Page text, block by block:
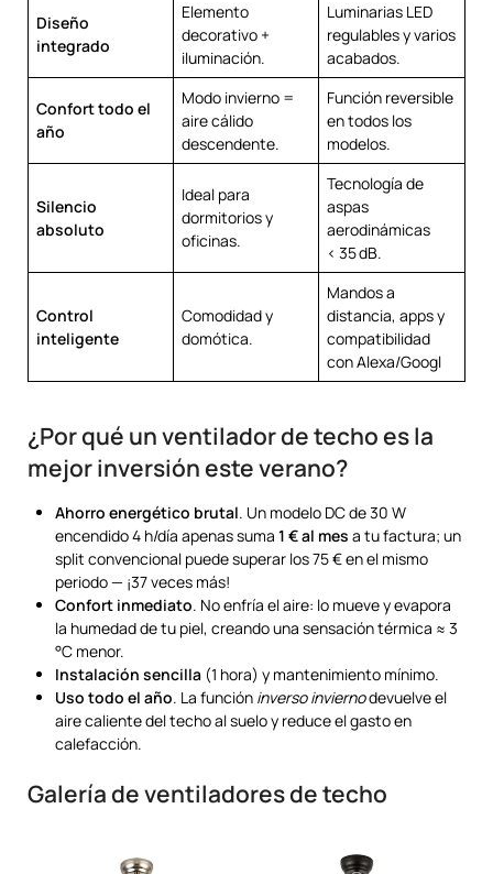
Diseño
integrado
Elemento
decorativo +
iluminación.
Luminarias LED
regulables y varios
acabados.
Confort todo el
año
Modo invierno =
aire cálido
descendente.
Función reversible
en todos los
modelos.
Silencio
absoluto
Ideal para
dormitorios y
oficinas.
Tecnología de
aspas
aerodinámicas
< 35 dB.
Control
inteligente
Comodidad y
domótica.
Mandos a
distancia, apps y
compatibilidad
con Alexa/Googl
¿Por qué un ventilador de techo es la
mejor inversión este verano?
Ahorro energético brutal. Un modelo DC de 30 W
encendido 4 h/día apenas suma 1 € al mes a tu factura; un
split convencional puede superar los 75 € en el mismo
periodo — ¡37 veces más!
Confort inmediato. No enfría el aire: lo mueve y evapora
la humedad de tu piel, creando una sensación térmica ≈ 3
°C menor.
Instalación sencilla (1 hora) y mantenimiento mínimo.
Uso todo el año. La función inverso inviernodevuelve el
aire caliente del techo al suelo y reduce el gasto en
calefacción.
Galería de ventiladores de techo